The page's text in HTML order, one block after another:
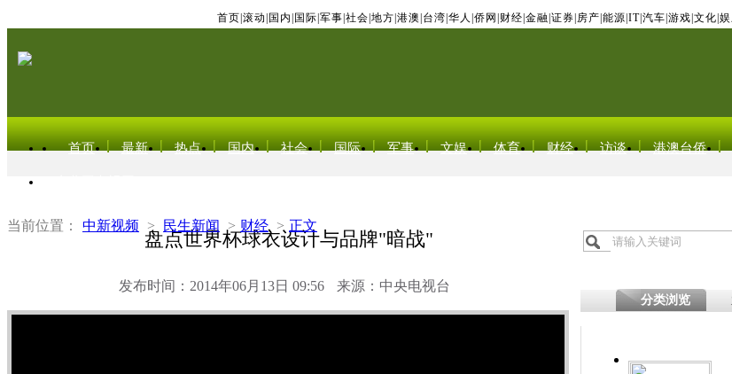
首页 滚动 国内 国际 军事 社会 地方 港澳 台湾 华人 侨网 财经 金融 证券 房产 能源 IT| 汽车 游戏 文化
首页 最新 热点 国内 社会 国际 军事 文娱 体育 财经 访谈 港澳台侨
当前位置： 中新视频 > 民生新闻 > 财经 > 正文
盘点世界杯球衣设计与品牌"暗战"
发布时间：2014年06月13日 09:56 来源：中央电视台
分类浏览